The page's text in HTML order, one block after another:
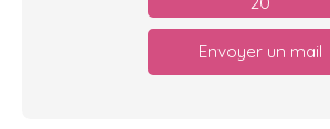
Envoyer un mail